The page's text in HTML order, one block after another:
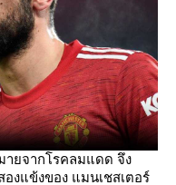
ายจากโรคลมแดด จึง
องแข้งของ แมนเชสเตอร์